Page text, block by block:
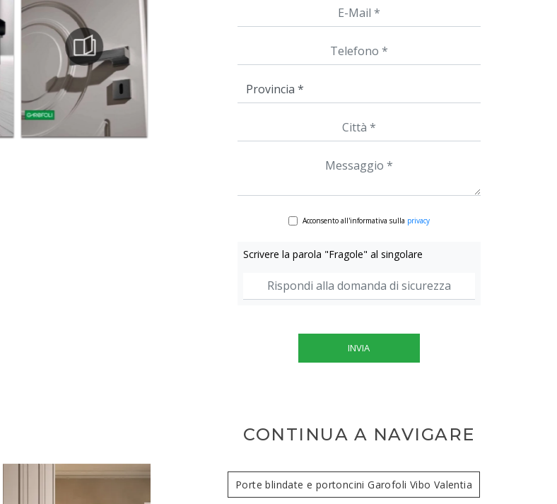
Acconsento all'informativa sulla privacy
Scrivere la parola "Fragole" al singolare
INVIA
CONTINUA A NAVIGARE
Porte blindate e portoncini Garofoli Vibo Valentia